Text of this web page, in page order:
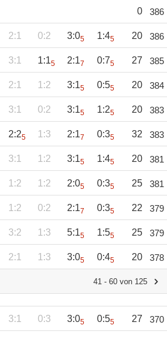
0 386
2:1 0:2 3:05 1:45 20 386
3:1 1:15 2:17 0:75 27 385
2:1 1:2 3:15 0:55 20 384
3:1 0:2 3:15 1:25 20 383
2:25 1:3 2:17 0:35 32 383
3:1 1:2 3:15 1:45 20 381
1:2 1:2 2:05 0:35 25 381
1:2 0:2 2:17 0:35 22 379
3:2 1:3 5:15 1:55 25 379
2:1 1:3 3:05 0:45 20 378
41 - 60 von 125
3:1 0:3 3:05 0:55 27 370